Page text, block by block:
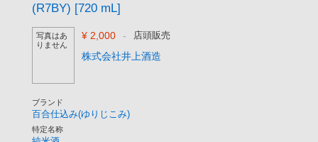
(R7BY) [720 mL]
写真はあ
りません
¥ 2,000 - 店頭販売
株式会社井上酒造
ブランド
百合仕込み(ゆりじこみ)
特定名称